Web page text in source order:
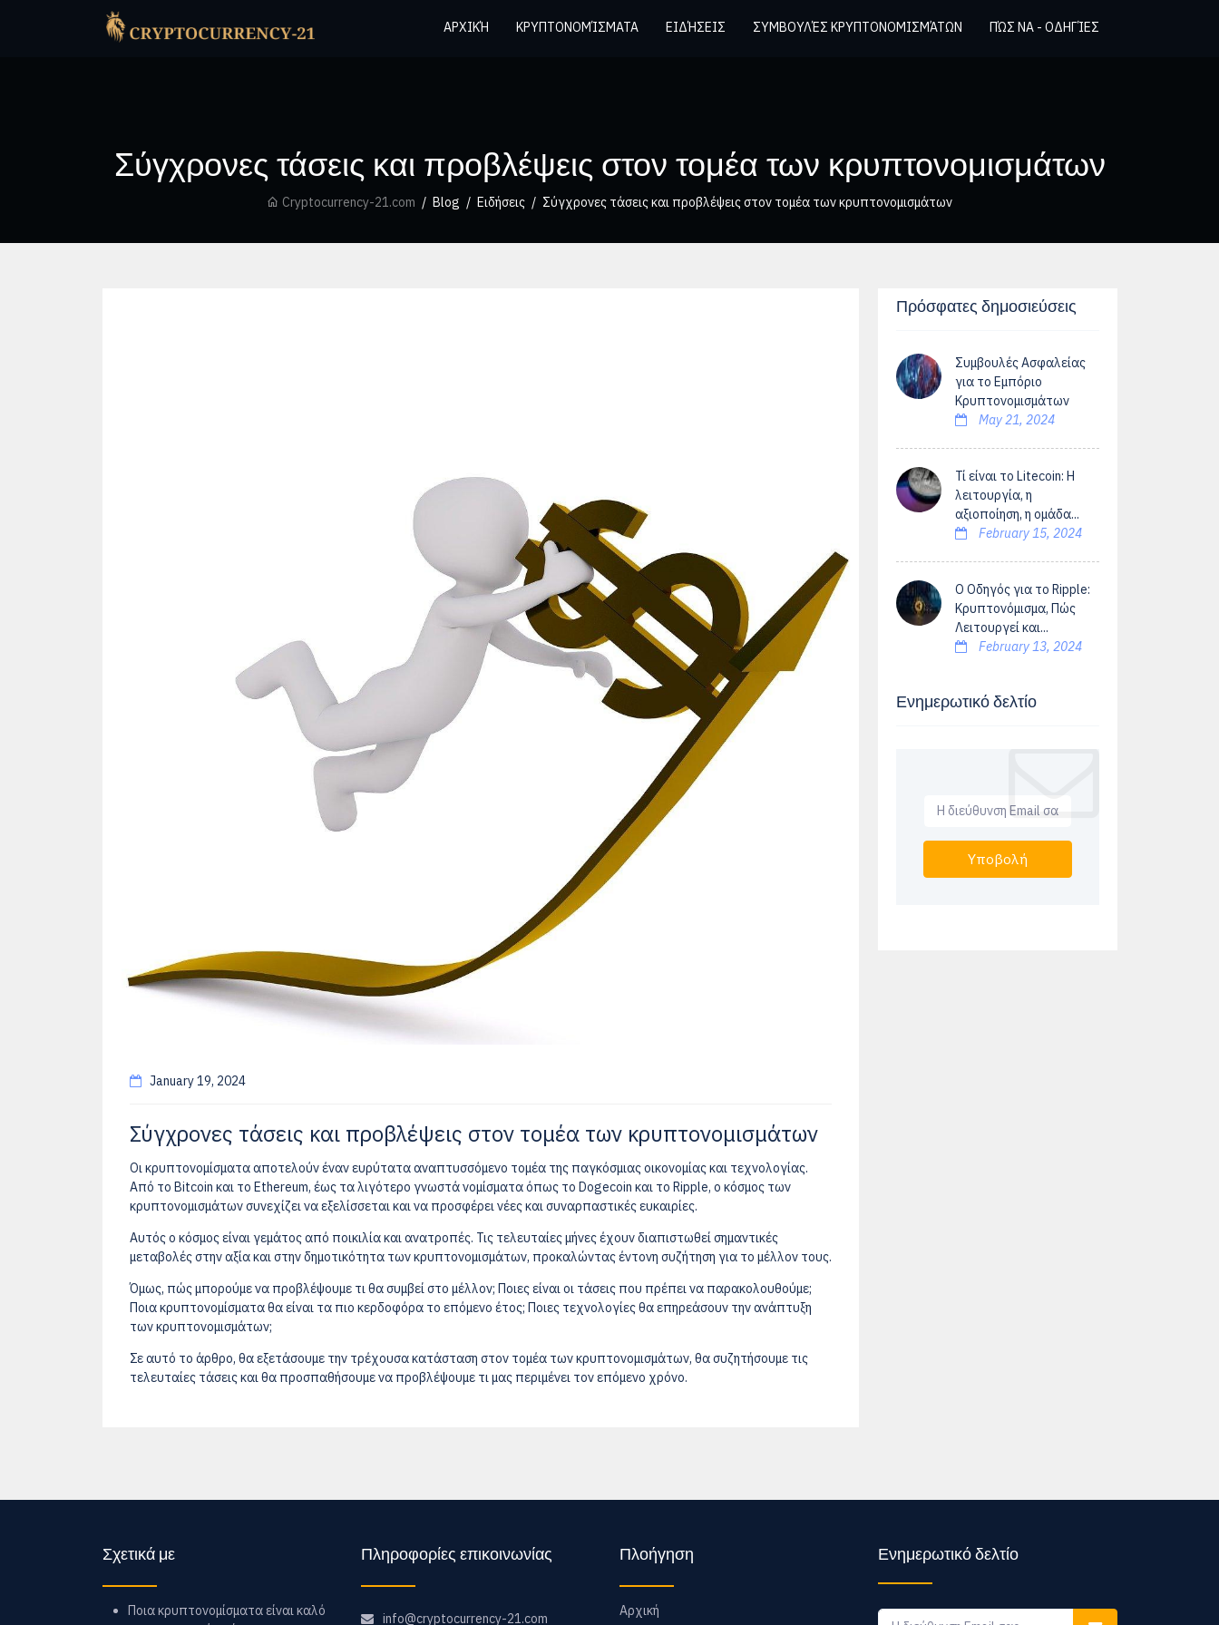
ΑΡΧΙΚΉ ΚΡΥΠΤΟΝΟΜΊΣΜΑΤΑ ΕΙΔΉΣΕΙΣ ΣΥΜΒΟΥΛΈΣ ΚΡΥΠΤΟΝΟΜΙΣΜΆΤΩΝ ΠΏΣ ΝΑ - ΟΔΗΓΊΕΣ
Σύγχρονες τάσεις και προβλέψεις στον τομέα των κρυπτονομισμάτων
Cryptocurrency-21.com Blog Ειδήσεις Σύγχρονες τάσεις και προβλέψεις στον τομέα των κρυπτονομισμάτων
January 19, 2024
Σύγχρονες τάσεις και προβλέψεις στον τομέα των κρυπτονομισμάτων
Οι κρυπτονομίσματα αποτελούν έναν ευρύτατα αναπτυσσόμενο τομέα της παγκόσμιας οικονομίας και τεχνολογίας.
Από το Bitcoin και το Ethereum, έως τα λιγότερο γνωστά νομίσματα όπως το Dogecoin και το Ripple, ο κόσμος των
κρυπτονομισμάτων συνεχίζει να εξελίσσεται και να προσφέρει νέες και συναρπαστικές ευκαιρίες.
Αυτός ο κόσμος είναι γεμάτος από ποικιλία και ανατροπές. Τις τελευταίες μήνες έχουν διαπιστωθεί σημαντικές
μεταβολές στην αξία και στην δημοτικότητα των κρυπτονομισμάτων, προκαλώντας έντονη συζήτηση για το μέλλον τους.
Όμως, πώς μπορούμε να προβλέψουμε τι θα συμβεί στο μέλλον; Ποιες είναι οι τάσεις που πρέπει να παρακολουθούμε;
Ποια κρυπτονομίσματα θα είναι τα πιο κερδοφόρα το επόμενο έτος; Ποιες τεχνολογίες θα επηρεάσουν την ανάπτυξη
των κρυπτονομισμάτων;
Σε αυτό το άρθρο, θα εξετάσουμε την τρέχουσα κατάσταση στον τομέα των κρυπτονομισμάτων, θα συζητήσουμε τις
τελευταίες τάσεις και θα προσπαθήσουμε να προβλέψουμε τι μας περιμένει τον επόμενο χρόνο.
Πρόσφατες δημοσιεύσεις
Συμβουλές Ασφαλείας
για το Εμπόριο
Κρυπτονομισμάτων
May 21, 2024
Τί είναι το Litecoin: Η
λειτουργία, η
αξιοποίηση, η ομάδα...
February 15, 2024
Ο Οδηγός για το Ripple:
Κρυπτονόμισμα, Πώς
Λειτουργεί και...
February 13, 2024
Ενημερωτικό δελτίο
Υποβολή
Σχετικά με
Ποια κρυπτονομίσματα είναι καλό
Πληροφορίες επικοινωνίας
info@cryptocurrency-21.com
Πλοήγηση
Αρχική
Ενημερωτικό δελτίο